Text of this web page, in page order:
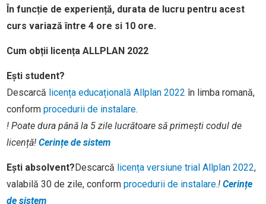
În funcție de experiență, durata de lucru pentru acest
curs variază între 4 ore si 10 ore.
Cum obții licența ALLPLAN 2022
Ești student?
Descarcă licența educațională Allplan 2022 în limba romană,
conform procedurii de instalare.
! Poate dura până la 5 zile lucrătoare să primești codul de
licență! Cerințe de sistem
Ești absolvent?Descarcă licența versiune trial Allplan 2022,
valabilă 30 de zile, conform procedurii de instalare.! Cerințe
de sistem